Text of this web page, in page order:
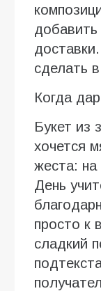
добавить
сделать
Когда
Букет из
хочется
жеста:
День
просто к
сладкий